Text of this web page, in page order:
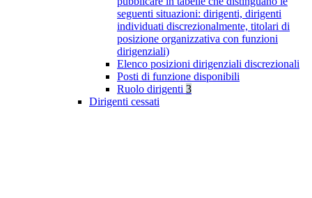
seguenti situazioni: dirigenti, dirigenti
individuati discrezionalmente, titolari di
posizione organizzativa con funzioni
dirigenziali)
Elenco posizioni dirigenziali discrezionali
Posti di funzione disponibili
Ruolo dirigenti 3
Dirigenti cessati